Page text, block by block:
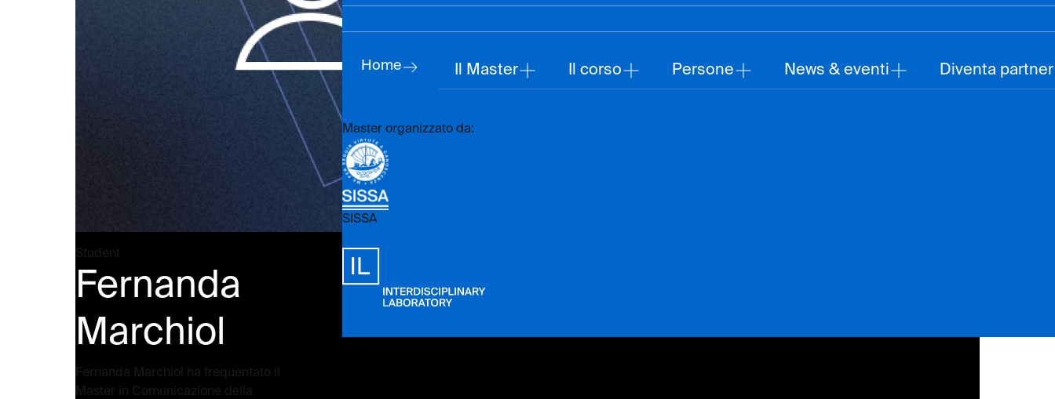
Home Il Master Il corso Persone News & eventi Diventa partner
Master organizzato da:
SISSA
Student
Fernanda
Marchiol
Fernanda Marchiol ha frequentato il
Master in Comunicazione della